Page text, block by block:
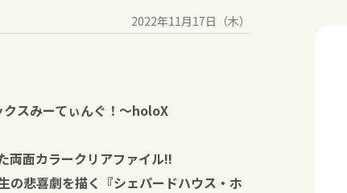
2022年11月17日（木）
スみーてぃんぐ！〜holoX
両面カラークリアファイル!!
の悲喜劇を描く『シェパードハウス・ホ